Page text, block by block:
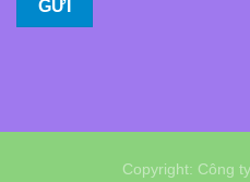
Copyright: Công